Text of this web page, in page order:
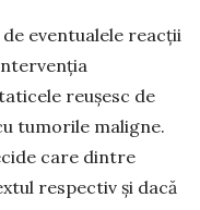
eventualele reacții
reușesc de
tumorile malig­ne.
care dintre
respec­tiv și dacă